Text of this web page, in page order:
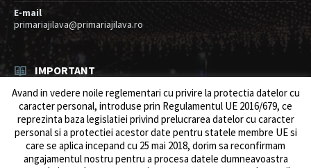
E-mail
primariajilava@primariajilava.ro
IMPORTANT
Rezultat concurs expert – proba scrisa
06/08/2026 inResurse umane / Achizitii
Anunt concurs
05/08/2026 Resurse umane / Achizitii
Avand in vedere noile reglementari cu privire la protectia datelor cu
caracter personal, introduse prin Regulamentul UE 2016/679, ce
reprezinta baza legislatiei privind prelucrarea datelor cu caracter
personal si a protectiei acestor date pentru statele membre UE si
care se aplica incepand cu 25 mai 2018, dorim sa reconfirmam
angajamentul nostru pentru a procesa datele dumneavoastra